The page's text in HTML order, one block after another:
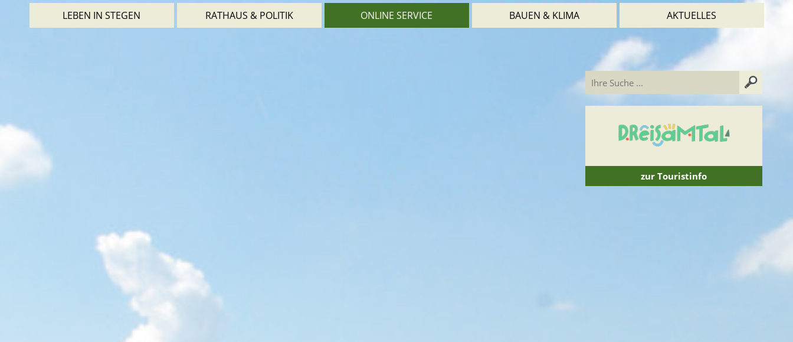
LEBEN IN STEGEN RATHAUS & POLITIK ONLINE SERVICE BAUEN & KLIMA AKTUELLES
zur Touristinfo